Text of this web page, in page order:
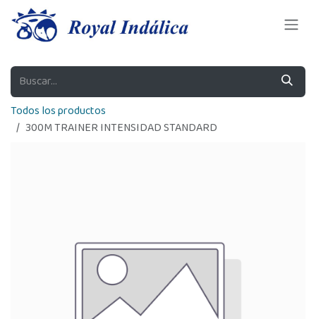
Ir al contenido
Todos los productos
300M TRAINER INTENSIDAD STANDARD